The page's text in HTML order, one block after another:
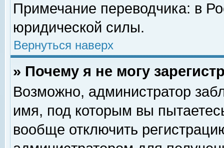
Примечание переводчика: в
юридической силы.
Вернуться наверх
» Почему я не могу
Возможно, администратор
имя, под которым вы
вообще отключить